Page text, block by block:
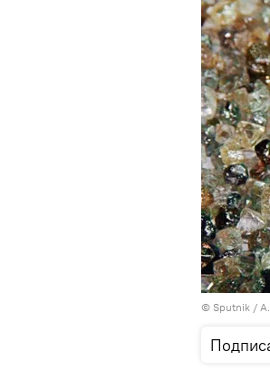
© Sputnik /